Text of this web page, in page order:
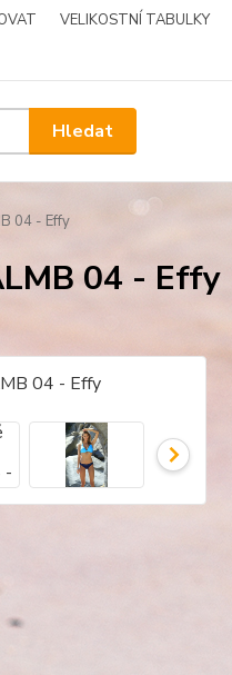
VELIKOSTNÍ TABULKY
Hledat
04 - Effy
04 - Effy